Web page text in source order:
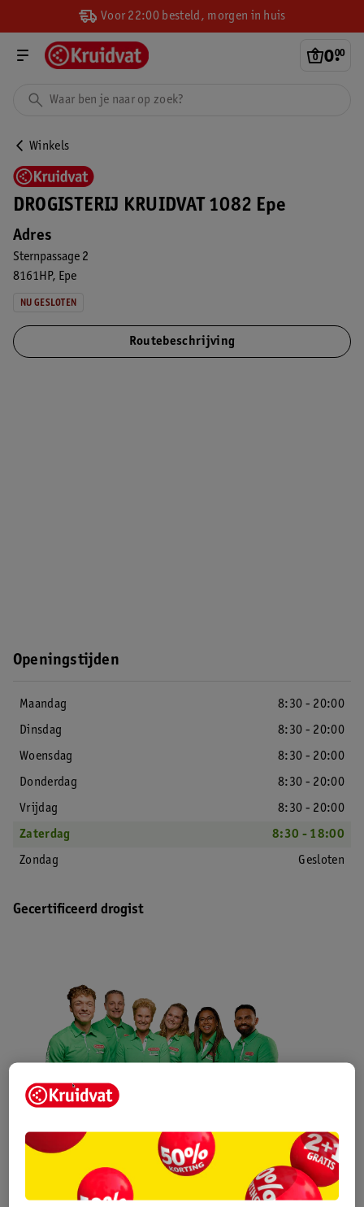
Voor 22:00 besteld, morgen in huis
0.
00
Winkels
DROGISTERIJ KRUIDVAT 1082 Epe
Adres
Sternpassage 2
8161HP
Epe
NU GESLOTEN
Routebeschrijving
Openingstijden
Maandag
8:30 - 20:00
Dinsdag
8:30 - 20:00
Woensdag
8:30 - 20:00
Donderdag
8:30 - 20:00
Vrijdag
8:30 - 20:00
Zaterdag
8:30 - 18:00
Zondag
Gesloten
Gecertificeerd drogist
Kruidvat is een erkend specialist in
zelfzorg, ook online. Wat je